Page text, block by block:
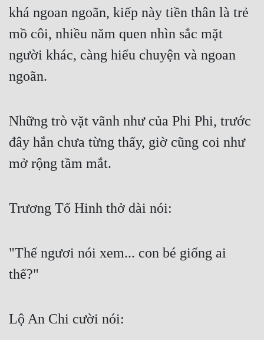
khá ngoan ngoãn, kiếp này tiền thân là trẻ
mồ côi, nhiều năm quen nhìn sắc mặt
người khác, càng hiểu chuyện và ngoan
ngoãn.
Những trò vặt vãnh như của Phi Phi, trước
đây hắn chưa từng thấy, giờ cũng coi như
mở rộng tầm mắt.
Trương Tố Hinh thở dài nói:
"Thế ngươi nói xem... con bé giống ai
thế?"
Lộ An Chi cười nói: